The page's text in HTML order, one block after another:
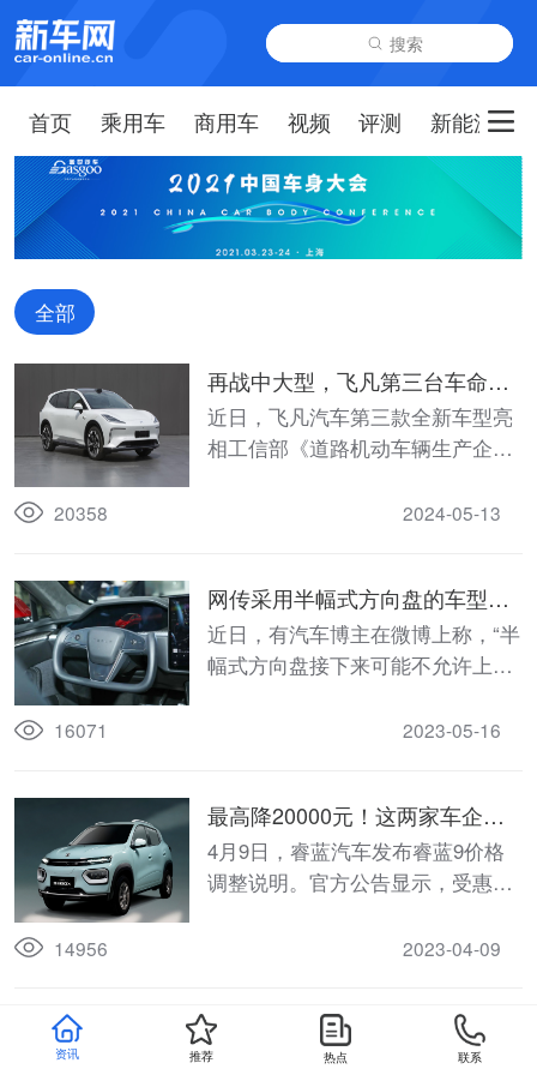
搜索
首页 乘用车 商用车 视频 评测 新能源
全部
再战中大型，飞凡第三台车命名
RC7
近日，飞凡汽车第三款全新车型亮
相工信部《道路机动车辆生产企业
20358 2024-05-13
网传采用半幅式方向盘的车型将
不能上汽车公告
近日，有汽车博主在微博上称，“半
幅式方向盘接下来可能不允许上公
动车辆生产企业及产品公告》，只
生产许可证，但这一消息的真实性
还需要进一步确认。
16071 2023-05-16
最高降20000元！这两家车企官
宣降价
4月9日，睿蓝汽车发布睿蓝9价格
调整说明。官方公告显示，受惠于
企业成本管控、供应链管理能力提
至高下调幅度20000元。
14956 2023-04-09
任正非签发内部文件：禁用“华为
问界”
3月31日，一则#任正非发文重申华
资讯 推荐 热点 联系